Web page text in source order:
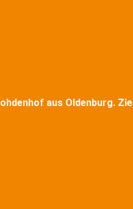
aus Oldenburg. Ziel